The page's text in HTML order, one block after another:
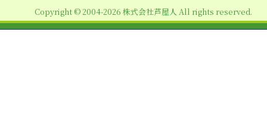
ン
Copyright © 2004-2026 株式会社芦屋人 All rights reserved.